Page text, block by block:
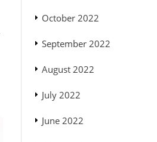
October 2022
September 2022
August 2022
July 2022
June 2022